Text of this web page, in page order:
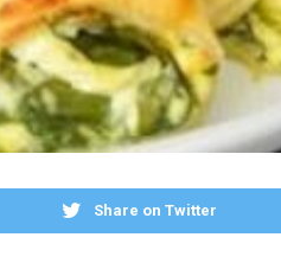
Share on Twitter